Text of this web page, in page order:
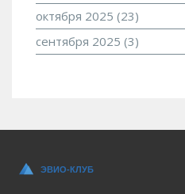
октября 2025 (23)
сентября 2025 (3)